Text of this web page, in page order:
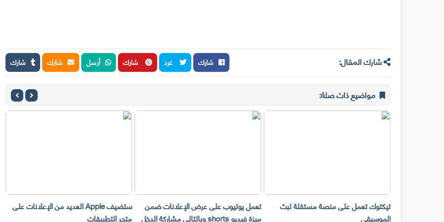
شارك المقال: شارك غرد شارك أرسل شارك شارك
مواضيع ذات صلة:
تعمل يوتيوب على عرض الإعلانات ضمن
ميزة فيديو shorts وبالتالي مشاركة الدخل
ستضيف Apple العديد من الإعلانات على
متجر التطبيقات
Metavers تعلن عن تغيير كبير في Horizon
Worlds